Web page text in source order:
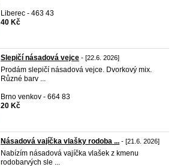
Liberec - 463 43
40 Kč
Slepičí násadová vejce - [22.6. 2026]
Prodám slepičí násadová vejce. Dvorkový mix.
Různé barv ...
Brno venkov - 664 83
20 Kč
Násadová vajíčka vlašky rodoba ... - [21.6. 2026]
Nabízím násadová vajíčka vlašek z kmenu
rodobarvých sle ...